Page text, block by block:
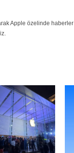
Apple özelinde haberler